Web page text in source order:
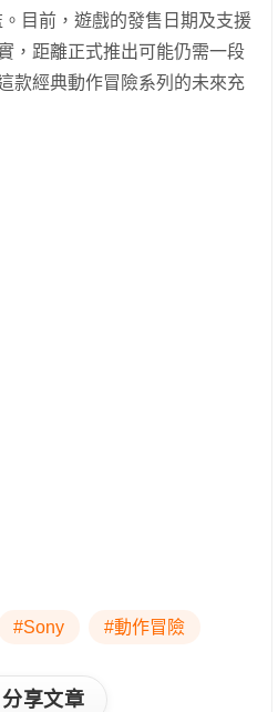
目前，遊戲的發售日期及支援
，距離正式推出可能仍需一段
款經典動作冒險系列的未來充
#Sony #動作冒險
分享文章